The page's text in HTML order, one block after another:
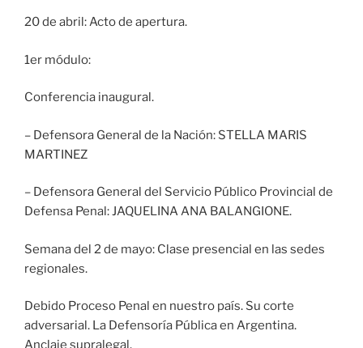
20 de abril: Acto de apertura.
1er módulo:
Conferencia inaugural.
– Defensora General de la Nación: STELLA MARIS
MARTINEZ
– Defensora General del Servicio Público Provincial de
Defensa Penal: JAQUELINA ANA BALANGIONE.
Semana del 2 de mayo: Clase presencial en las sedes
regionales.
Debido Proceso Penal en nuestro país. Su corte
adversarial. La Defensoría Pública en Argentina.